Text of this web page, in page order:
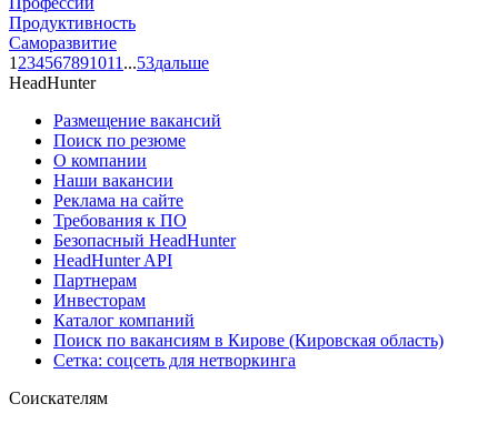
Продуктивность
Саморазвитие
1 234567891011 ...53дальше
HeadHunter
Размещение вакансий
Поиск по резюме
О компании
Наши вакансии
Реклама на сайте
Требования к ПО
Безопасный HeadHunter
HeadHunter API
Партнерам
Инвесторам
Каталог компаний
Поиск по вакансиям в Кирове (Кировская область)
Сетка: соцсеть для нетворкинга
Соискателям